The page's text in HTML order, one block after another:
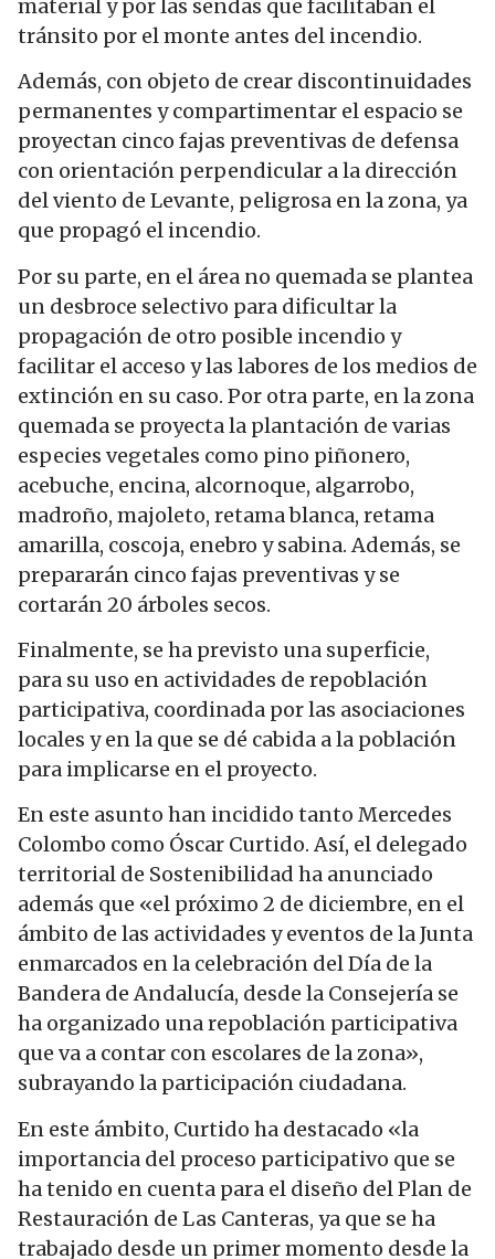
material y por las sendas que facilitaban el
tránsito por el monte antes del incendio.
Además, con objeto de crear discontinuidades
permanentes y compartimentar el espacio se
proyectan cinco fajas preventivas de defensa
con orientación perpendicular a la dirección
del viento de Levante, peligrosa en la zona, ya
que propagó el incendio.
Por su parte, en el área no quemada se plantea
un desbroce selectivo para dificultar la
propagación de otro posible incendio y
facilitar el acceso y las labores de los medios de
extinción en su caso. Por otra parte, en la zona
quemada se proyecta la plantación de varias
especies vegetales como pino piñonero,
acebuche, encina, alcornoque, algarrobo,
madroño, majoleto, retama blanca, retama
amarilla, coscoja, enebro y sabina. Además, se
prepararán cinco fajas preventivas y se
cortarán 20 árboles secos.
Finalmente, se ha previsto una superficie,
para su uso en actividades de repoblación
participativa, coordinada por las asociaciones
locales y en la que se dé cabida a la población
para implicarse en el proyecto.
En este asunto han incidido tanto Mercedes
Colombo como Óscar Curtido. Así, el delegado
territorial de Sostenibilidad ha anunciado
además que «el próximo 2 de diciembre, en el
ámbito de las actividades y eventos de la Junta
enmarcados en la celebración del Día de la
Bandera de Andalucía, desde la Consejería se
ha organizado una repoblación participativa
que va a contar con escolares de la zona»,
subrayando la participación ciudadana.
En este ámbito, Curtido ha destacado «la
importancia del proceso participativo que se
ha tenido en cuenta para el diseño del Plan de
Restauración de Las Canteras, ya que se ha
trabajado desde un primer momento desde la